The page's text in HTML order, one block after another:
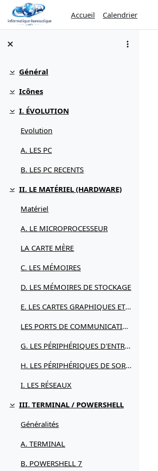
Passer au contenu principal
Accueil
Calendrier
Replier
Général
Replier
Icônes
Replier
I. ÉVOLUTION
Evolution
A. LES PC
B. LES PC RECENTS
Replier
II. LE MATÉRIEL (HARDWARE)
Matériel
A. LE MICROPROCESSEUR
LA CARTE MÈRE
C. LES MÉMOIRES
D. LES MÉMOIRES DE STOCKAGE
E. LES CARTES GRAPHIQUES ET LES ÉCRANS
LES PORTS DE COMMUNICATION
G. LES PÉRIPHÉRIQUES D'ENTRÉE
H. LES PÉRIPHÉRIQUES DE SORTIE
I. LES RÉSEAUX
Replier
III. TERMINAL / POWERSHELL
Généralités
A. TERMINAL
B. POWERSHELL 7